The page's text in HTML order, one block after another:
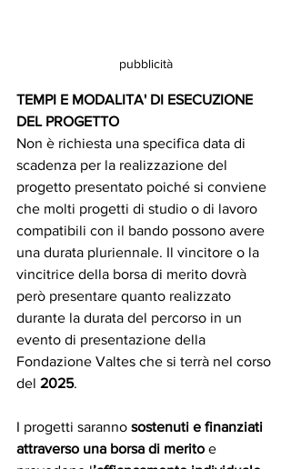
pubblicità
TEMPI E MODALITA' DI ESECUZIONE
DEL PROGETTO
Non è richiesta una specifica data di
scadenza per la realizzazione del
progetto presentato poiché si conviene
che molti progetti di studio o di lavoro
compatibili con il bando possono avere
una durata pluriennale. Il vincitore o la
vincitrice della borsa di merito dovrà
però presentare quanto realizzato
durante la durata del percorso in un
evento di presentazione della
Fondazione Valtes che si terrà nel corso
del 2025.
I progetti saranno sostenuti e finanziati
attraverso una borsa di merito e